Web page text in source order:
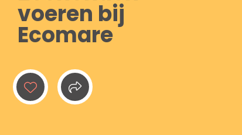
voeren bij
Ecomare